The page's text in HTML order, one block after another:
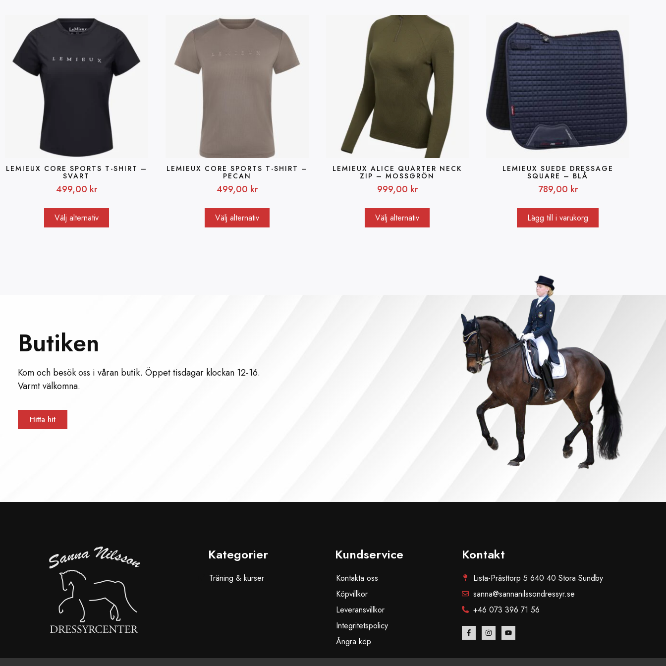
LEMIEUX CORE SPORTS T-SHIRT –
SVART
499,00 kr
Välj alternativ
LEMIEUX CORE SPORTS T-SHIRT –
PECAN
499,00 kr
Välj alternativ
LEMIEUX ALICE QUARTER NECK
ZIP – MOSSGRÖN
999,00 kr
Välj alternativ
LEMIEUX SUEDE DRESSAGE
SQUARE – BLÅ
789,00 kr
Lägg till i varukorg
Butiken
Kom och besök oss i våran butik. Öppet tisdagar klockan 12-16.
Varmt välkomna.
Hitta hit
Kategorier
Träning & kurser
Kundservice
Kontakta oss
Köpvillkor
Leveransvillkor
Integritetspolicy
Ångra köp
Kontakt
Lista-Prästtorp 5 640 40 Stora Sundby
sanna@sannanilssondressyr.se
+46 073 396 71 56